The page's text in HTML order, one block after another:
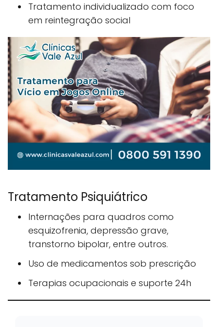
Tratamento individualizado com foco
em reintegração social
Tratamento Psiquiátrico
Internações para quadros como
esquizofrenia, depressão grave,
transtorno bipolar, entre outros.
Uso de medicamentos sob prescrição
Terapias ocupacionais e suporte 24h